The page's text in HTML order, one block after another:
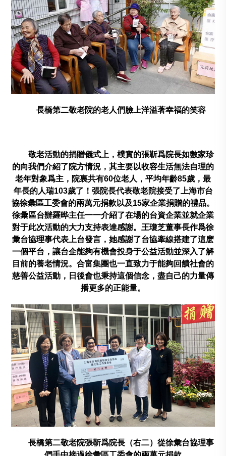
長橋第二敬老院的老人們臉上洋溢著幸福的笑容
敬老活動的捐贈儀式上，樸實的張靳爲院長如數家珍
的向我們介紹了院方情況，其主要以收容生活無法自理的
老年對象爲主，院裏共有60位老人，平均年齡85歲，最
年長的人瑞103歲了！張院長代表敬老院接受了上海市台
協徐彙區工委會的兩萬元捐款以及15家企業捐贈的禮品。
徐彙區台辦羅晔主任一一介紹了在場的台資企業並就企業
對于此次活動的大力支持表達感謝。王瓊芝董事長作爲徐
彙台協理事代表上台發言，她感謝了台協牽線搭建了這麽
一個平台，讓台企能夠有機會投身于公益活動並深入了解
目前的養老情況。合富集團也一直致力于能夠回饋社會的
慈善公益活動，日後會也秉持這個信念，盡自己的力量傳
播更多的正能量。
長橋第二敬老院張靳爲院長（右二）從徐彙台協理事